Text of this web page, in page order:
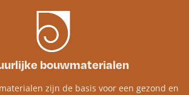
bouwmaterialen
zijn de basis voor een gezond en